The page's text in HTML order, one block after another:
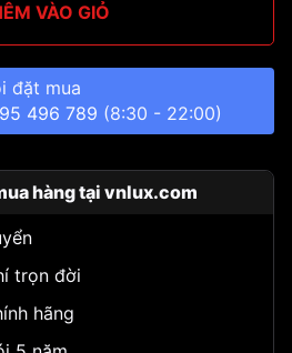
VÀO GIỎ
đặt mua
496 789 (8:30 - 22:00)
hàng tại vnlux.com
trọn đời
hãng